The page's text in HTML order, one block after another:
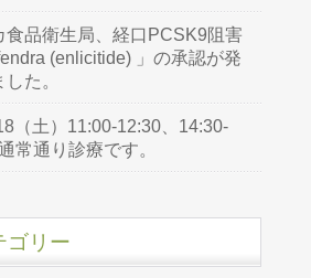
食品衛生局、経口PCSK9阻害
(enlicitide) 」の承認が発
た。
（土）11:00-12:30、14:30-
常通り診療です。
ゴリー